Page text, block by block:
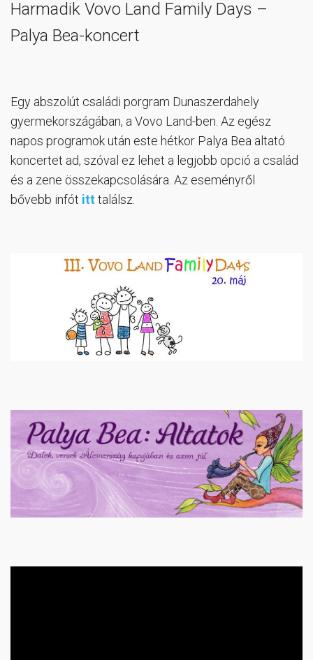
Harmadik Vovo Land Family Days –
Palya Bea-koncert
Egy abszolút családi porgram Dunaszerdahely
gyermekországában, a Vovo Land-ben. Az egész
napos programok után este hétkor Palya Bea altató
koncertet ad, szóval ez lehet a legjobb opció a család
és a zene összekapcsolására. Az eseményről
bővebb infót itttalálsz.